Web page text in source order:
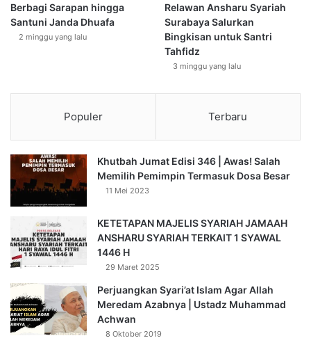
Berbagi Sarapan hingga
Santuni Janda Dhuafa
2 minggu yang lalu
Relawan Ansharu Syariah
Surabaya Salurkan
Bingkisan untuk Santri
Tahfidz
3 minggu yang lalu
Populer Terbaru
Khutbah Jumat Edisi 346 | Awas! Salah
Memilih Pemimpin Termasuk Dosa Besar
11 Mei 2023
KETETAPAN MAJELIS SYARIAH JAMAAH
ANSHARU SYARIAH TERKAIT 1 SYAWAL
1446 H
29 Maret 2025
Perjuangkan Syari’at Islam Agar Allah
Meredam Azabnya | Ustadz Muhammad
Achwan
8 Oktober 2019